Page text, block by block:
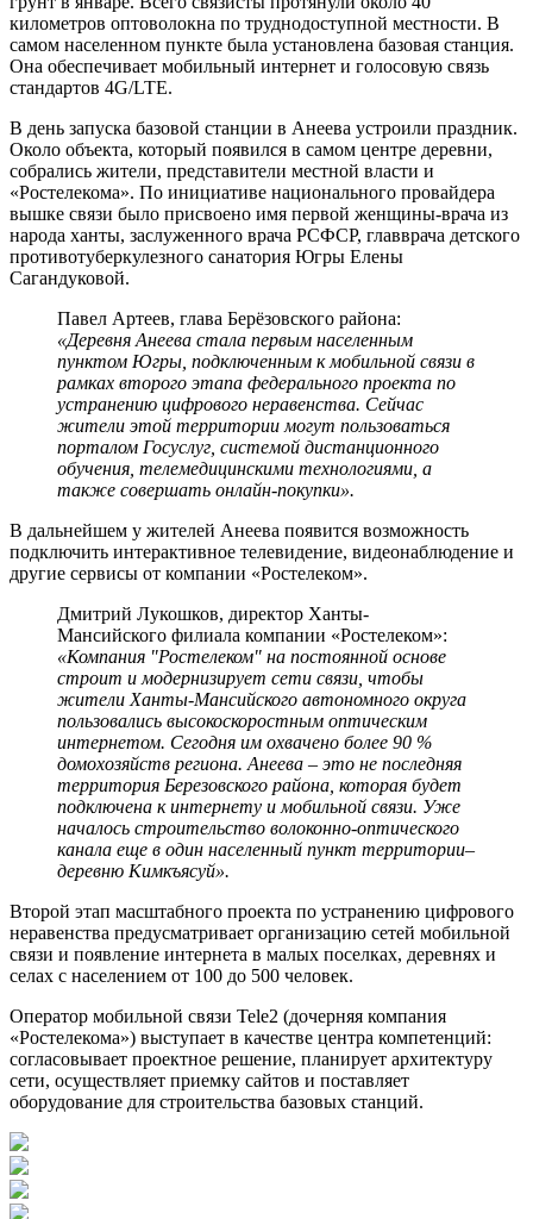
километров оптоволокна по труднодоступной местности. В
самом населенном пункте была установлена базовая станция.
Она обеспечивает мобильный интернет и голосовую связь
стандартов 4G/LTE.
В день запуска базовой станции в Анеева устроили праздник.
Около объекта, который появился в самом центре деревни,
собрались жители, представители местной власти и
«Ростелекома». По инициативе национального провайдера
вышке связи было присвоено имя первой женщины-врача из
народа ханты, заслуженного врача РСФСР, главврача детского
противотуберкулезного санатория Югры Елены
Сагандуковой.
Павел Артеев, глава Берёзовского района:
«Деревня Анеева стала первым населенным
пунктом Югры, подключенным к мобильной связи в
рамках второго этапа федерального проекта по
устранению цифрового неравенства. Сейчас
жители этой территории могут пользоваться
порталом Госуслуг, системой дистанционного
обучения, телемедицинскими технологиями, а
также совершать онлайн-покупки».
В дальнейшем у жителей Анеева появится возможность
подключить интерактивное телевидение, видеонаблюдение и
другие сервисы от компании «Ростелеком».
Дмитрий Лукошков, директор Ханты-
Мансийского филиала компании «Ростелеком»:
«Компания "Ростелеком" на постоянной основе
строит и модернизирует сети связи, чтобы
жители Ханты-Мансийского автономного округа
пользовались высокоскоростным оптическим
интернетом. Сегодня им охвачено более 90 %
домохозяйств региона. Анеева – это не последняя
территория Березовского района, которая будет
подключена к интернету и мобильной связи. Уже
началось строительство волоконно-оптического
канала еще в один населенный пункт территории–
деревню Кимкъясуй».
Второй этап масштабного проекта по устранению цифрового
неравенства предусматривает организацию сетей мобильной
связи и появление интернета в малых поселках, деревнях и
селах с населением от 100 до 500 человек.
Оператор мобильной связи Tele2 (дочерняя компания
«Ростелекома») выступает в качестве центра компетенций:
согласовывает проектное решение, планирует архитектуру
сети, осуществляет приемку сайтов и поставляет
оборудование для строительства базовых станций.